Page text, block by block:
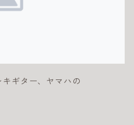
ギター、ヤマハの